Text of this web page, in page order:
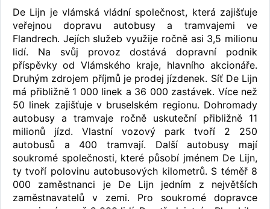
De Lijn je vlámská vládní společnost, která zajišťuje
veřejnou dopravu autobusy a tramvajemi ve
Flandrech. Jejích služeb využije ročně asi 3,5 milionu
lidí. Na svůj provoz dostává dopravní podnik
příspěvky od Vlámského kraje, hlavního akcionáře.
Druhým zdrojem příjmů je prodej jízdenek. Síť De Lijn
má přibližně 1 000 linek a 36 000 zastávek. Více než
50 linek zajišťuje v bruselském regionu. Dohromady
autobusy a tramvaje ročně uskuteční přibližně 11
milionů jízd. Vlastní vozový park tvoří 2 250
autobusů a 400 tramvají. Další autobusy mají
soukromé společnosti, které působí jménem De Lijn,
ty tvoří polovinu autobusových kilometrů. S téměř 8
000 zaměstnanci je De Lijn jedním z největších
zaměstnavatelů v zemi. Pro soukromé dopravce